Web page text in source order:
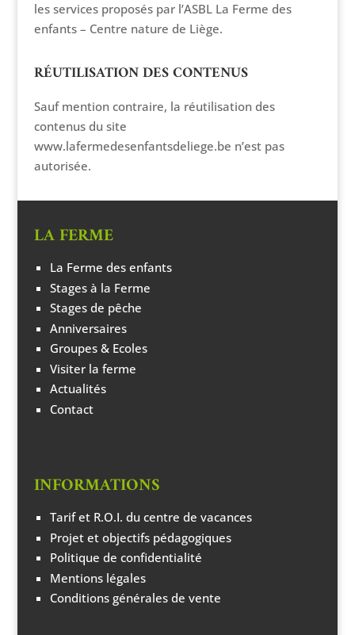
les services proposés par l’ASBL La Ferme des
enfants – Centre nature de Liège.
RÉUTILISATION DES CONTENUS
Sauf mention contraire, la réutilisation des
contenus du site
www.lafermedesenfantsdeliege.be n’est pas
autorisée.
LA FERME
La Ferme des enfants
Stages à la Ferme
Stages de pêche
Anniversaires
Groupes & Ecoles
Visiter la ferme
Actualités
Contact
INFORMATIONS
Tarif et R.O.I. du centre de vacances
Projet et objectifs pédagogiques
Politique de confidentialité
Mentions légales
Conditions générales de vente